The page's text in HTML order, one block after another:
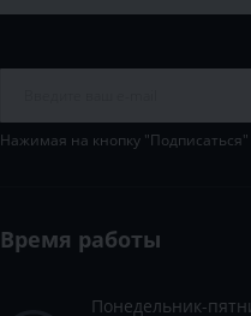
Нажимая на кнопку
Время работы
Понедельник-